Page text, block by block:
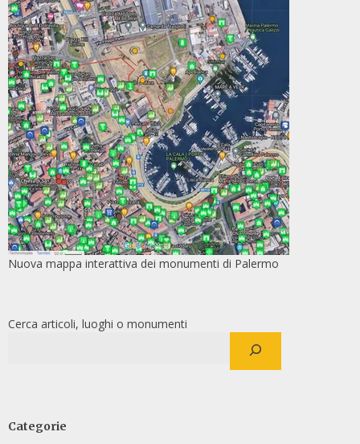
Nuova mappa interattiva dei monumenti di Palermo
Cerca articoli, luoghi o monumenti
Categorie